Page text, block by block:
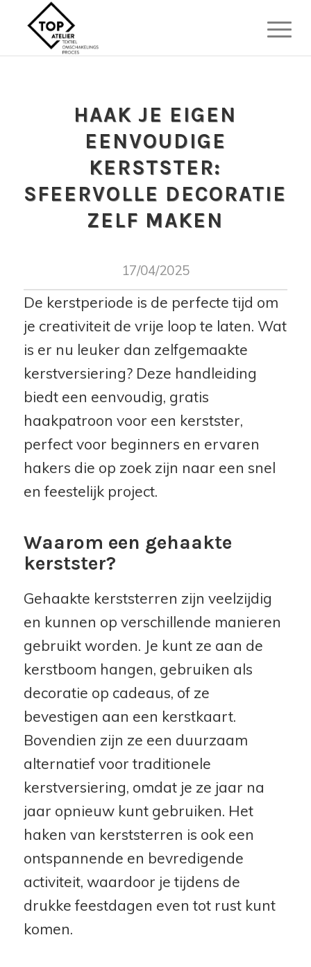
HAAK JE EIGEN
EENVOUDIGE
KERSTSTER:
SFEERVOLLE DECORATIE
ZELF MAKEN
17/04/2025
De kerstperiode is de perfecte tijd om
je creativiteit de vrije loop te laten. Wat
is er nu leuker dan zelfgemaakte
kerstversiering? Deze handleiding
biedt een eenvoudig, gratis
haakpatroon voor een kerstster,
perfect voor beginners en ervaren
hakers die op zoek zijn naar een snel
en feestelijk project.
Waarom een gehaakte
kerstster?
Gehaakte kerststerren zijn veelzijdig
en kunnen op verschillende manieren
gebruikt worden. Je kunt ze aan de
kerstboom hangen, gebruiken als
decoratie op cadeaus, of ze
bevestigen aan een kerstkaart.
Bovendien zijn ze een duurzaam
alternatief voor traditionele
kerstversiering, omdat je ze jaar na
jaar opnieuw kunt gebruiken. Het
haken van kerststerren is ook een
ontspannende en bevredigende
activiteit, waardoor je tijdens de
drukke feestdagen even tot rust kunt
komen.